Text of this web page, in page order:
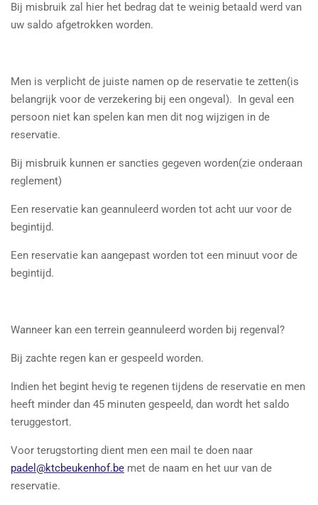
Bij misbruik zal hier het bedrag dat te weinig betaald werd van
uw saldo afgetrokken worden.
Men is verplicht de juiste namen op de reservatie te zetten(is
belangrijk voor de verzekering bij een ongeval). In geval een
persoon niet kan spelen kan men dit nog wijzigen in de
reservatie.
Bij misbruik kunnen er sancties gegeven worden(zie onderaan
reglement)
Een reservatie kan geannuleerd worden tot acht uur voor de
begintijd.
Een reservatie kan aangepast worden tot een minuut voor de
begintijd.
Wanneer kan een terrein geannuleerd worden bij regenval?
Bij zachte regen kan er gespeeld worden.
Indien het begint hevig te regenen tijdens de reservatie en men
heeft minder dan 45 minuten gespeeld, dan wordt het saldo
teruggestort.
Voor terugstorting dient men een mail te doen naar
padel@ktcbeukenhof.be met de naam en het uur van de
reservatie.